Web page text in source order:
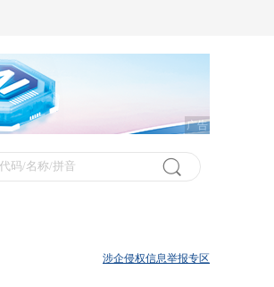
广告
涉企侵权信息举报专区